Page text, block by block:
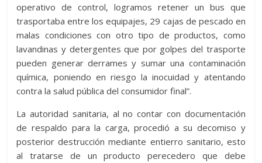
operativo de control, logramos retener un bus que
trasportaba entre los equipajes, 29 cajas de pescado en
malas condiciones con otro tipo de productos, como
lavandinas y detergentes que por golpes del trasporte
pueden generar derrames y sumar una contaminación
química, poniendo en riesgo la inocuidad y atentando
contra la salud pública del consumidor final”.
La autoridad sanitaria, al no contar con documentación
de respaldo para la carga, procedió a su decomiso y
posterior destrucción mediante entierro sanitario, esto
al tratarse de un producto perecedero que debe